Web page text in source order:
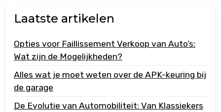
Laatste artikelen
Opties voor Faillissement Verkoop van Auto’s:
Wat zijn de Mogelijkheden?
Alles wat je moet weten over de APK-keuring bij
de garage
De Evolutie van Automobiliteit: Van Klassiekers